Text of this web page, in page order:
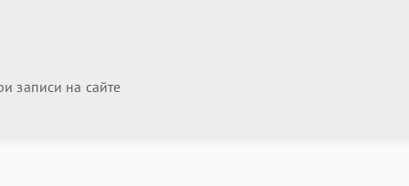
записи на сайте